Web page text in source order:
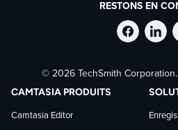
RESTONS EN
sur
© 2026 TechSmith
CAMTASIA PRODUITS
Camtasia Editor